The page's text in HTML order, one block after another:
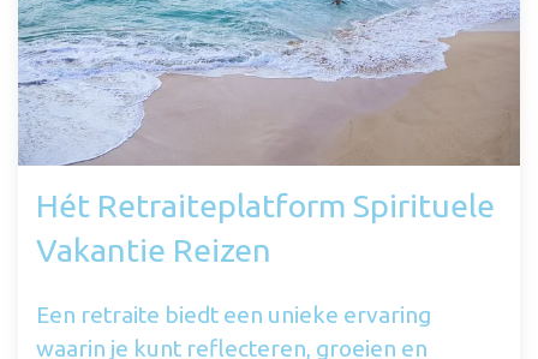
Hét Retraiteplatform Spirituele
Vakantie Reizen
Een retraite biedt een unieke ervaring
waarin je kunt reflecteren, groeien en